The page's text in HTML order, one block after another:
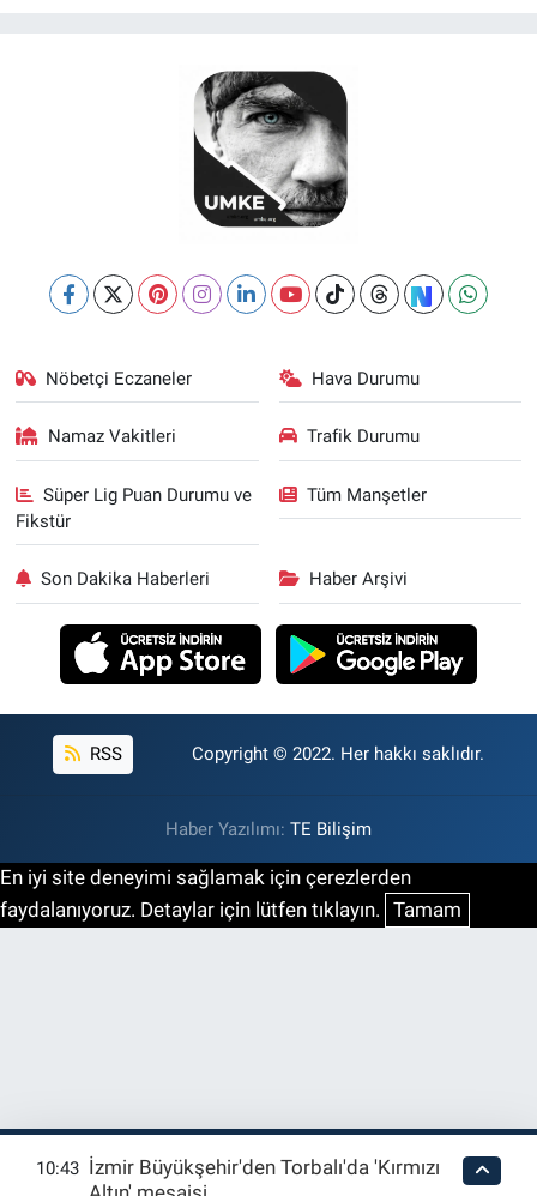
Nöbetçi Eczaneler Hava Durumu
Namaz Vakitleri Trafik Durumu
Süper Lig Puan Durumu ve
Fikstür
Tüm Manşetler
Son Dakika Haberleri Haber Arşivi
RSS Copyright © 2022. Her hakkı saklıdır.
Haber Yazılımı: TE Bilişim
En iyi site deneyimi sağlamak için çerezlerden
faydalanıyoruz. Detaylar için lütfen tıklayın. Tamam
10:43 İzmir Büyükşehir'den Torbalı'da 'Kırmızı